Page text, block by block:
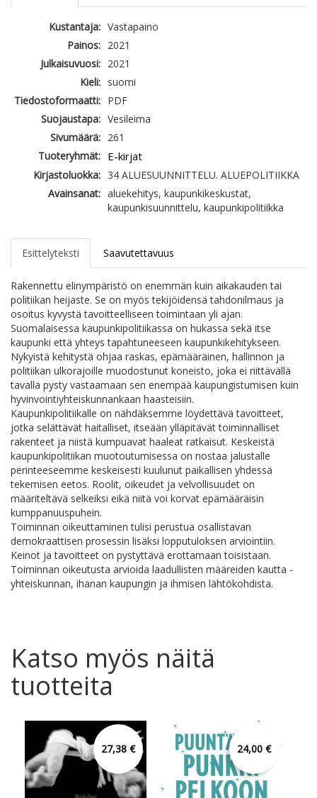
Kustantaja: Vastapaino
Painos: 2021
Julkaisuvuosi: 2021
Kieli: suomi
Tiedostoformaatti: PDF
Suojaustapa: Vesileima
Sivumäärä: 261
Tuoteryhmät: E-kirjat
Kirjastoluokka: 34 ALUESUUNNITTELU. ALUEPOLITIIKKA
Avainsanat: aluekehitys, kaupunkikeskustat,
kaupunkisuunnittelu, kaupunkipolitiikka
Esittelyteksti Saavutettavuus
Rakennettu elinympäristö on enemmän kuin aikakauden tai
politiikan heijaste. Se on myös tekijöidensä tahdonilmaus ja
osoitus kyvystä tavoitteelliseen toimintaan yli ajan.
Suomalaisessa kaupunkipolitiikassa on hukassa sekä itse
kaupunki että yhteys tapahtuneeseen kaupunkikehitykseen.
Nykyistä kehitystä ohjaa raskas, epämääräinen, hallinnon ja
politiikan ulkorajoille muodostunut koneisto, joka ei riittävällä
tavalla pysty vastaamaan sen enempää kaupungistumisen kuin
hyvinvointiyhteiskunnankaan haasteisiin.
Kaupunkipolitiikalle on nähdäksemme löydettävä tavoitteet,
jotka selättävät haitalliset, itseään ylläpitävät toiminnalliset
rakenteet ja niistä kumpuavat haaleat ratkaisut. Keskeistä
kaupunkipolitiikan muotoutumisessa on nostaa jalustalle
perinteeseemme keskeisesti kuulunut paikallisen yhdessä
tekemisen eetos. Roolit, oikeudet ja velvollisuudet on
määriteltävä selkeiksi eikä niitä voi korvat epämääräisin
kumppanuuspuhein.
Toiminnan oikeuttaminen tulisi perustua osallistavan
demokraattisen prosessin lisäksi lopputuloksen arviointiin.
Keinot ja tavoitteet on pystyttävä erottamaan toisistaan.
Toiminnan oikeutusta arvioida laadullisten määreiden kautta -
yhteiskunnan, ihanan kaupungin ja ihmisen lähtökohdista.
Katso myös näitä
tuotteita
27,38 € 24,00 €